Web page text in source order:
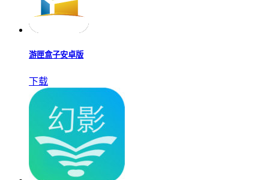
游匣盒子安卓版
下载